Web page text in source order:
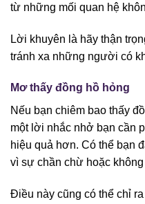
từ những mối quan hệ
Lời khuyên là hãy thận
tránh xa những người có
Mơ thấy đồng hồ hỏng
Nếu bạn chiêm bao thấy
một lời nhắc nhở bạn cần
hiệu quả hơn. Có thể bạn
vì sự chần chừ hoặc
Điều này cũng có thể chỉ